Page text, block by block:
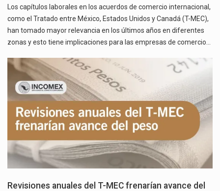
Los capítulos laborales en los acuerdos de comercio internacional,
como el Tratado entre México, Estados Unidos y Canadá (T-MEC),
han tomado mayor relevancia en los últimos años en diferentes
zonas y esto tiene implicaciones para las empresas de comercio…
Revisiones anuales del T-MEC frenarían avance del